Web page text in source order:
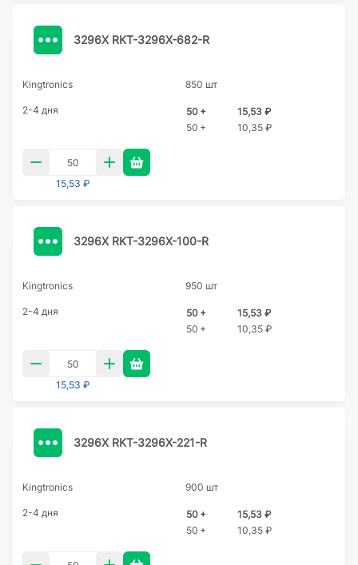
3296X RKT-3296X-682-R
Kingtronics 850 шт
2-4 дня 50 +
15,53 ₽
50 +
10,35 ₽
15,53 ₽
3296X RKT-3296X-100-R
Kingtronics 950 шт
2-4 дня 50 +
15,53 ₽
50 +
10,35 ₽
15,53 ₽
3296X RKT-3296X-221-R
Kingtronics 900 шт
2-4 дня 50 +
15,53 ₽
50 +
10,35 ₽